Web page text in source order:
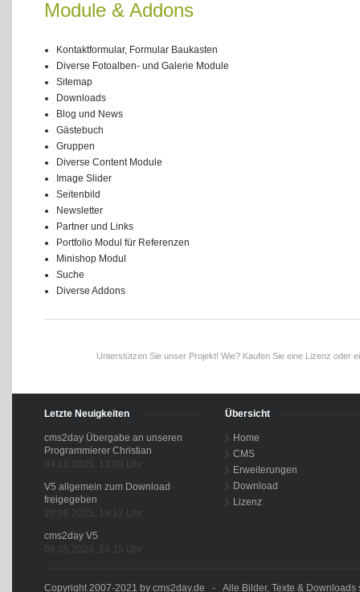
Module & Addons
Kontaktformular, Formular Baukasten
Diverse Fotoalben- und Galerie Module
Sitemap
Downloads
Blog und News
Gästebuch
Gruppen
Diverse Content Module
Image Slider
Seitenbild
Newsletter
Partner und Links
Portfolio Modul für Referenzen
Minishop Modul
Suche
Diverse Addons
Unterstützen Sie unser Projekt! Wie? Kaufen Sie eine Lizenz oder
Letzte Neuigkeiten
cms2day Übergabe an unseren
Programmierer Christian
04.10.2025, 13:09 Uhr
V5 allgemein zum Download
freigegeben
20.06.2025, 19:17 Uhr
cms2day V5
08.05.2024, 14:15 Uhr
Übersicht
Home
CMS
Erweiterungen
Download
Lizenz
Copyright 2007-2021 by cms2day.de - Alle Bilder, Texte & Downloads